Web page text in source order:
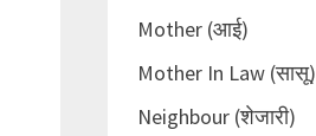
Mother (आई)
Mother In Law (सासू)
Neighbour (शेजारी)